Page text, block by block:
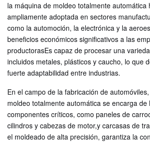
la máquina de moldeo totalmente automática
ampliamente adoptada en sectores
como la automoción, la electrónica y la
beneficios económicos significativos a las
productorasEs capaz de procesar una
incluidos metales, plásticos y caucho, lo que
fuerte adaptabilidad entre industrias.
En el campo de la fabricación de
moldeo totalmente automática se encarga de
componentes críticos, como paneles de
cilindros y cabezas de motor,y carcasas de
el moldeado de alta precisión, garantiza la